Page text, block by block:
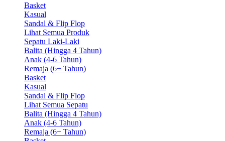
Basket
Kasual
Sandal & Flip Flop
Lihat Semua Produk
Sepatu Laki-Laki
Balita (Hingga 4 Tahun)
Anak (4-6 Tahun)
Remaja (6+ Tahun)
Basket
Kasual
Sandal & Flip Flop
Lihat Semua Sepatu
Balita (Hingga 4 Tahun)
Anak (4-6 Tahun)
Remaja (6+ Tahun)